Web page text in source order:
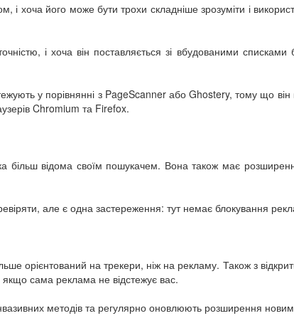
хоча його може бути трохи складніше зрозуміти і
і хоча він поставляється зі вбудованими
у порівнянні з PageScanner або Ghostery, тому що він
Chromium та Firefox.
більш відома своїм пошукачем. Вона також має
але є одна застереження: тут немає блокування
орієнтований на трекери, ніж на рекламу. Також з
сама реклама не відстежує вас.
методів та регулярно оновлюють розширення